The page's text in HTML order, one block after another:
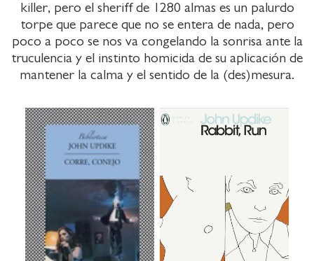
killer, pero el sheriff de 1280 almas es un palurdo
torpe que parece que no se entera de nada, pero
poco a poco se nos va congelando la sonrisa ante la
truculencia y el instinto homicida de su aplicación de
mantener la calma y el sentido de la (des)mesura.